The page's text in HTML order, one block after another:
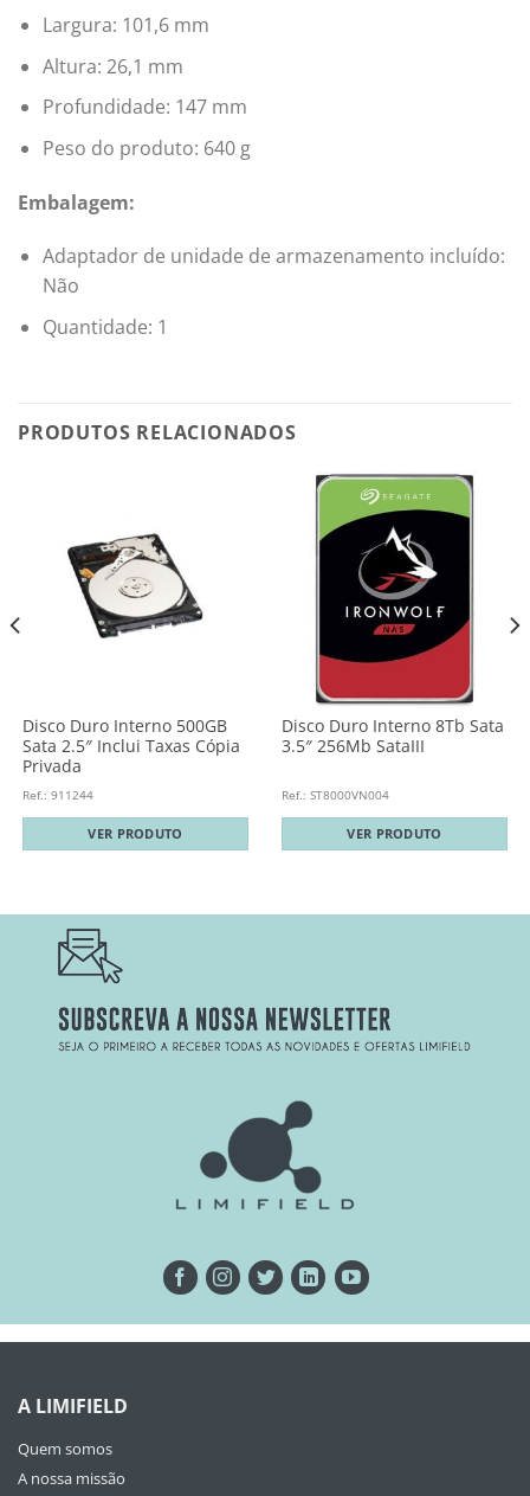
Largura: 101,6 mm
Altura: 26,1 mm
Profundidade: 147 mm
Peso do produto: 640 g
Embalagem:
Adaptador de unidade de armazenamento incluído:
Não
Quantidade: 1
PRODUTOS RELACIONADOS
Disco Duro Interno 500GB
Sata 2.5″ Inclui Taxas Cópia
Privada
Ref.: 911244
VER PRODUTO
Disco Duro Interno 8Tb Sata
3.5″ 256Mb SataIII
Ref.: ST8000VN004
VER PRODUTO
A LIMIFIELD
Quem somos
A nossa missão